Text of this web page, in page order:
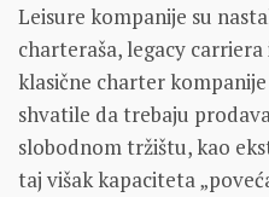
Leisure kompanije su
charteraša, legacy carriera
klasične charter
shvatile da trebaju
slobodnom tržištu, kao
taj višak kapaciteta